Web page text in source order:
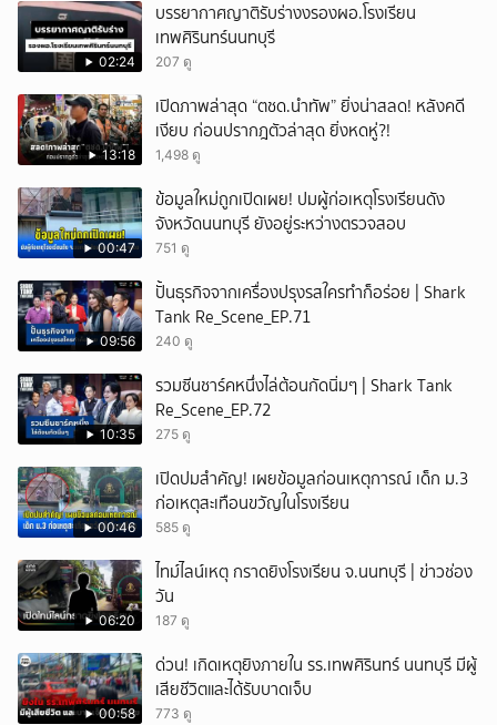
02:24
บรรยากาศญาติรับร่างงรองผอ.โรงเรียน
เทพศิรินทร์นนทบุรี
207 ดู
13:18
เปิดภาพล่าสุด “ตชด.นำทัพ” ยิ่งน่าสลด! หลังคดี
เงียบ ก่อนปรากฎตัวล่าสุด ยิ่งหดหู่?!
1,498 ดู
00:47
ข้อมูลใหม่ถูกเปิดเผย! ปมผู้ก่อเหตุโรงเรียนดัง
จังหวัดนนทบุรี ยังอยู่ระหว่างตรวจสอบ
751 ดู
09:56
ปั้นธุรกิจจากเครื่องปรุงรสใครทำก็อร่อย | Shark
Tank Re_Scene_EP.71
240 ดู
10:35
รวมซีนชาร์คหนึ่งไล่ต้อนกัดนิ่มๆ | Shark Tank
Re_Scene_EP.72
275 ดู
00:46
เปิดปมสำคัญ! เผยข้อมูลก่อนเหตุการณ์ เด็ก ม.3
ก่อเหตุสะเทือนขวัญในโรงเรียน
585 ดู
06:20
ไทม์ไลน์เหตุ กราดยิงโรงเรียน จ.นนทบุรี | ข่าวช่อง
วัน
187 ดู
00:58
ด่วน! เกิดเหตุยิงภายใน รร.เทพศิรินทร์ นนทบุรี มีผู้
เสียชีวิตและได้รับบาดเจ็บ
773 ดู